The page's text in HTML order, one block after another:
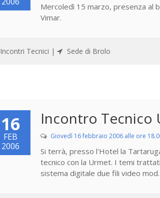
Mercoledì 15 marzo, presenza al
Vimar.
Incontri Tecnici | Sede di Brolo
16
FEB
2006
Incontro Tecnico
Giovedì 16 febbraio 2006 alle ore
Si terrà, presso l'Hotel la
tecnico con la Urmet. I temi
sistema digitale due fili video